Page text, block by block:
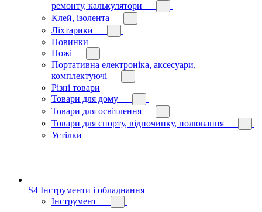
ремонту, калькулятори
Клей, ізолента
Ліхтарики
Новинки
Ножі
Портативна електроніка, аксесуари,
комплектуючі
Різні товари
Товари для дому
Товари для освітлення
Товари для спорту, відпочинку, полювання
Устілки
S4 Інструменти і обладнання
Інструмент